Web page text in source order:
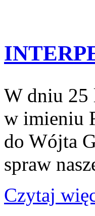
W dniu 25
w imieniu
do Wójta
spraw
Czytaj